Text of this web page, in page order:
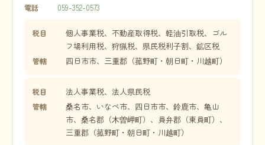
電話 059-352-0573
税目
個人事業税、不動産取得税、軽油引取税、ゴル
フ場利用税、狩猟税、県民税利子割、鉱区税
管轄 四日市市、三重郡（菰野町・朝日町・川越町）
税目 法人事業税、法人県民税
管轄
桑名市、いなべ市、四日市市、鈴鹿市、亀山
市、桑名郡（木曽岬町）、員弁郡（東員町）、
三重郡（菰野町・朝日町・川越町）